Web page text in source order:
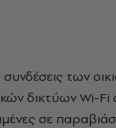
των
δικτύων Wi-Fi
σε